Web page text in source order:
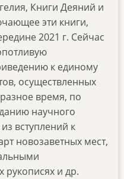
Книги Деяний и
эти книги,
2021 г. Сейчас
к единому
осуществленных
время, по
научного
вступлений к
новозаветных мест,
рукописях и др.